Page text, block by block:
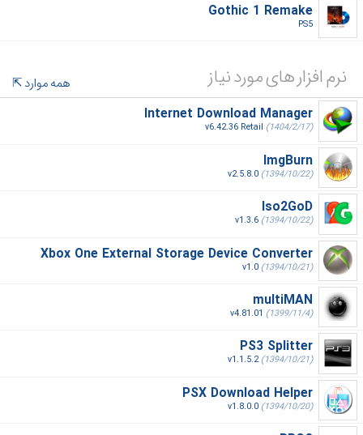
Gothic 1 Remake
PS5‎
نرم افزار های مورد نیاز
همه موارد
Internet Download Manager
v6.42.36 Retail (1404/2/17)
ImgBurn
v2.5.8.0 (1394/10/22)
Iso2GoD
v1.3.6 (1394/10/22)
Xbox One External Storage Device Converter
v1.0 (1394/10/21)
multiMAN
v4.81.01 (1399/11/4)
PS3 Splitter
v1.1.5.2(1394/10/21)
PSX Download Helper
v1.8.0.0 (1394/10/20)